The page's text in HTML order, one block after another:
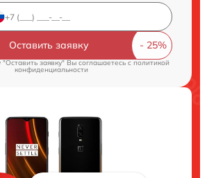
Оставить заявку
заявку" Вы соглашаетесь c политикой
конфиденциальности